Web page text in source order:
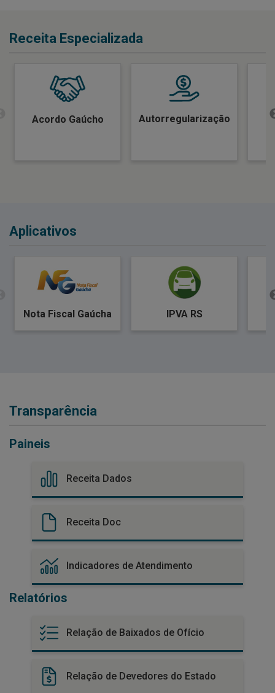
Receita Especializada
Acordo Gaúcho
Autorregularização
Aplicativos
Nota Fiscal Gaúcha IPVA RS
Transparência
Paineis
Receita Dados
Receita Doc
Indicadores de Atendimento
Relatórios
Relação de Baixados de Ofício
Relação de Devedores do Estado